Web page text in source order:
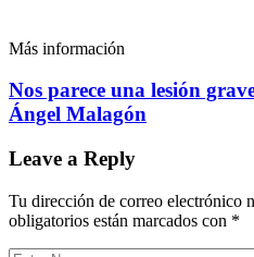
Más información
Nos parece una lesión
Ángel Malagón
Leave a Reply
Tu dirección de correo electrónico
obligatorios están marcados con *